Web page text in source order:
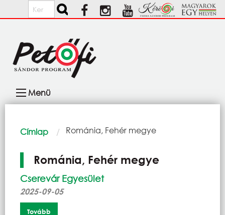
Ugrás a tartalomra
Keresés
navigáció
Menü
Morzsa
Címlap Current:
Románia, Fehér megye
Románia, Fehér megye
Cserevár Egyesület
2025-09-05
Tovább